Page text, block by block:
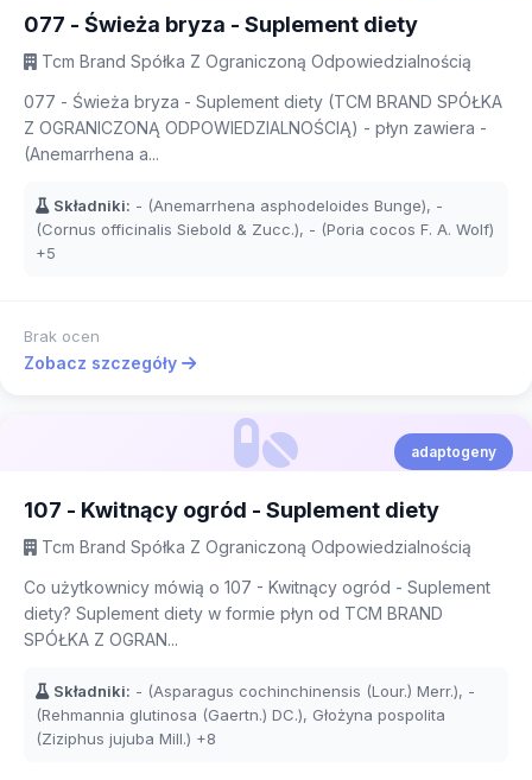
077 - Świeża bryza - Suplement diety
Tcm Brand Spółka Z Ograniczoną Odpowiedzialnością
077 - Świeża bryza - Suplement diety (TCM BRAND SPÓŁKA
Z OGRANICZONĄ ODPOWIEDZIALNOŚCIĄ) - płyn zawiera -
(Anemarrhena a...
Składniki: - (Anemarrhena asphodeloides Bunge), -
(Cornus officinalis Siebold & Zucc.), - (Poria cocos F. A. Wolf)
+5
Brak ocen
Zobacz szczegóły
adaptogeny
107 - Kwitnący ogród - Suplement diety
Tcm Brand Spółka Z Ograniczoną Odpowiedzialnością
Co użytkownicy mówią o 107 - Kwitnący ogród - Suplement
diety? Suplement diety w formie płyn od TCM BRAND
SPÓŁKA Z OGRAN...
Składniki: - (Asparagus cochinchinensis (Lour.) Merr.), -
(Rehmannia glutinosa (Gaertn.) DC.), Głożyna pospolita
(Ziziphus jujuba Mill.) +8